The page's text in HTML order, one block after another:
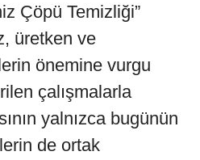
Çöpü Temizliği”
üretken ve
önemine vurgu
çalışmalarla
yalnızca bugünün
de ortak